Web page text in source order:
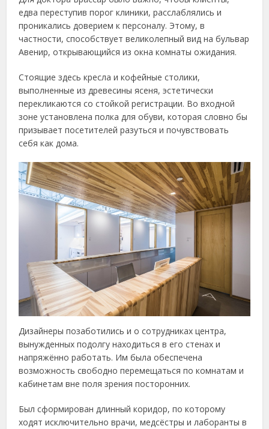
едва переступив порог клиники, расслаблялись и
проникались доверием к персоналу. Этому, в
частности, способствует великолепный вид на бульвар
Авенир, открывающийся из окна комнаты ожидания.
Стоящие здесь кресла и кофейные столики,
выполненные из древесины ясеня, эстетически
перекликаются со стойкой регистрации. Во входной
зоне установлена полка для обуви, которая словно бы
призывает посетителей разуться и почувствовать
себя как дома.
Дизайнеры позаботились и о сотрудниках центра,
вынужденных подолгу находиться в его стенах и
напряжённо работать. Им была обеспечена
возможность свободно перемещаться по комнатам и
кабинетам вне поля зрения посторонних.
Был сформирован длинный коридор, по которому
ходят исключительно врачи, медсёстры и лаборанты в